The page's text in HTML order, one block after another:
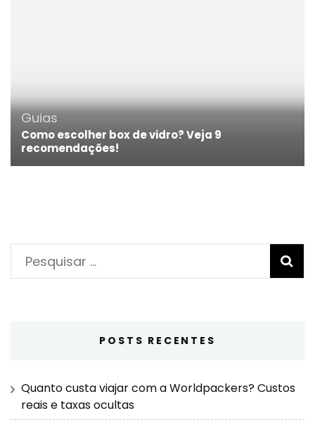
Guias
Como escolher box de vidro? Veja 9
recomendações!
Pesquisar
por:
POSTS RECENTES
Quanto custa viajar com a Worldpackers? Custos
reais e taxas ocultas